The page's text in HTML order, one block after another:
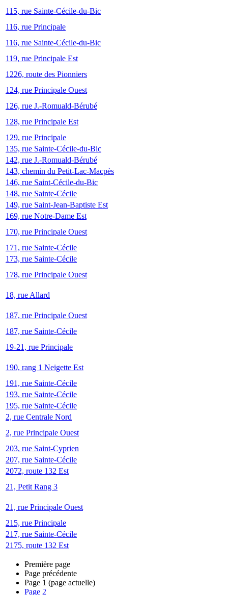
115, rue Sainte-Cécile-du-Bic
116, rue Principale
116, rue Sainte-Cécile-du-Bic
119, rue Principale Est
1226, route des Pionniers
124, rue Principale Ouest
126, rue J.-Romuald-Bérubé
128, rue Principale Est
129, rue Principale
135, rue Sainte-Cécile-du-Bic
142, rue J.-Romuald-Bérubé
143, chemin du Petit-Lac-Macpès
146, rue Saint-Cécile-du-Bic
148, rue Sainte-Cécile
149, rue Saint-Jean-Baptiste Est
169, rue Notre-Dame Est
170, rue Principale Ouest
171, rue Sainte-Cécile
173, rue Sainte-Cécile
178, rue Principale Ouest
18, rue Allard
187, rue Principale Ouest
187, rue Sainte-Cécile
19-21, rue Principale
190, rang 1 Neigette Est
191, rue Sainte-Cécile
193, rue Sainte-Cécile
195, rue Sainte-Cécile
2, rue Centrale Nord
2, rue Principale Ouest
203, rue Saint-Cyprien
207, rue Sainte-Cécile
2072, route 132 Est
21, Petit Rang 3
21, rue Principale Ouest
215, rue Principale
217, rue Sainte-Cécile
2175, route 132 Est
Première page
Page précédente
Page 1 (page actuelle)
Page 2